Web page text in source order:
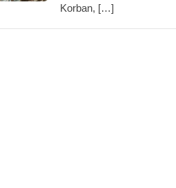
Korban, […]